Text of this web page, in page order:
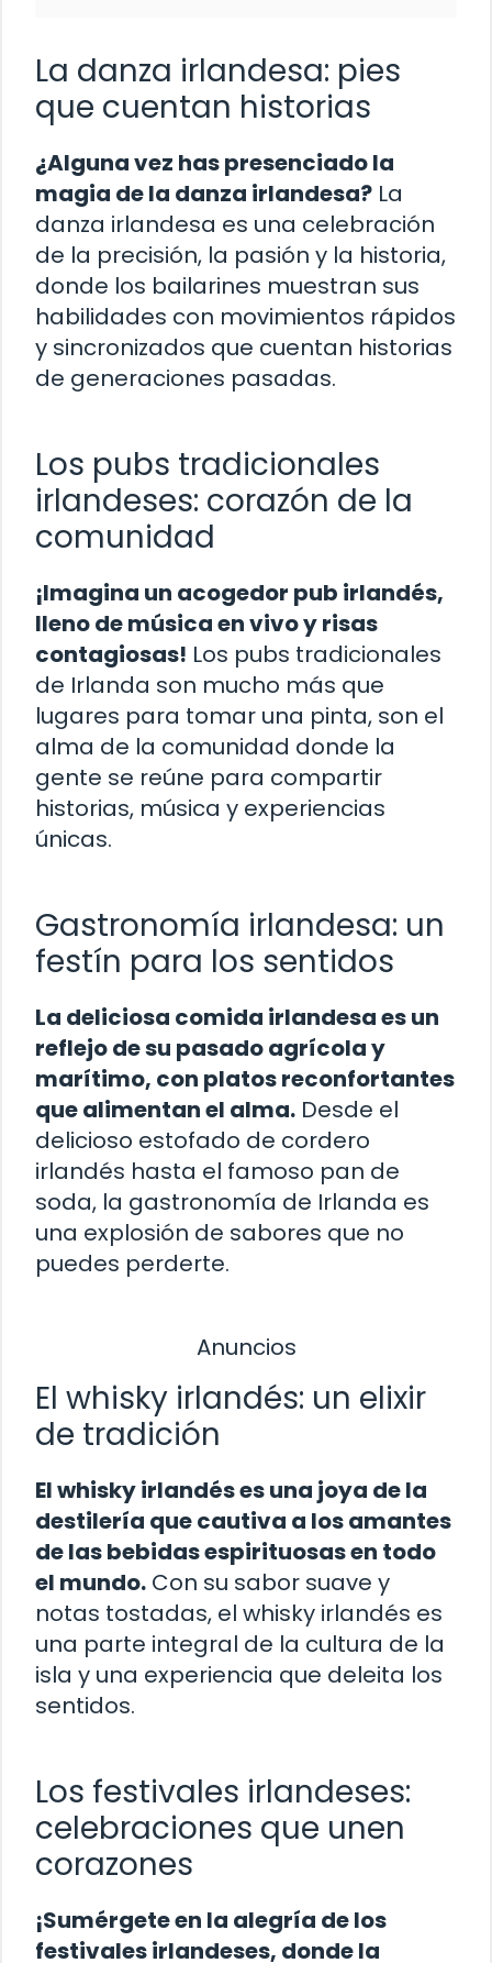
La danza irlandesa: pies
que cuentan historias
¿Alguna vez has presenciado la
magia de la danza irlandesa? La
danza irlandesa es una celebración
de la precisión, la pasión y la historia,
donde los bailarines muestran sus
habilidades con movimientos rápidos
y sincronizados que cuentan historias
de generaciones pasadas.
Los pubs tradicionales
irlandeses: corazón de la
comunidad
¡Imagina un acogedor pub irlandés,
lleno de música en vivo y risas
contagiosas! Los pubs tradicionales
de Irlanda son mucho más que
lugares para tomar una pinta, son el
alma de la comunidad donde la
gente se reúne para compartir
historias, música y experiencias
únicas.
Gastronomía irlandesa: un
festín para los sentidos
La deliciosa comida irlandesa es un
reflejo de su pasado agrícola y
marítimo, con platos reconfortantes
que alimentan el alma. Desde el
delicioso estofado de cordero
irlandés hasta el famoso pan de
soda, la gastronomía de Irlanda es
una explosión de sabores que no
puedes perderte.
Anuncios
El whisky irlandés: un elixir
de tradición
El whisky irlandés es una joya de la
destilería que cautiva a los amantes
de las bebidas espirituosas en todo
el mundo. Con su sabor suave y
notas tostadas, el whisky irlandés es
una parte integral de la cultura de la
isla y una experiencia que deleita los
sentidos.
Los festivales irlandeses:
celebraciones que unen
corazones
¡Sumérgete en la alegría de los
festivales irlandeses, donde la